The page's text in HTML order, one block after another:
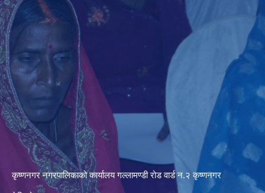
कृष्णनगर नगरपालिकाको कार्यालय गल्लामण्डी रोड वार्ड न.२ कृष्णनगर